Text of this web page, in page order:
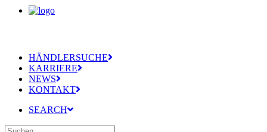
HÄNDLERSUCHE
KARRIERE
NEWS
KONTAKT
SEARCH